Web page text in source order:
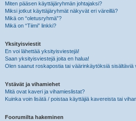
Miten pääsen käyttäjäryhmän johtajaksi?
Miksi jotkut käyttäjäryhmät näkyvät eri väreillä?
Mikä on “oletusryhmä”?
Mikä on “Tiimi” linkki?
Yksityisviestit
En voi lähettää yksityisviestejä!
Saan yksityisviestejä joita en halua!
Olen saanut roskapostia tai väärinkäytöksiä sisältäviä
Ystävät ja vihamiehet
Mitä ovat kaveri ja vihamieslistat?
Kuinka voin lisätä / poistaa käyttäjiä kavereista tai
Foorumilta hakeminen